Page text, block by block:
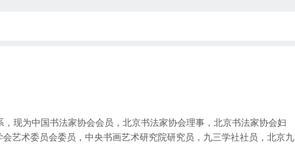
为中国书法家协会会员，北京书法家协会理事，北京书法家协会妇
艺术委员会委员，中央书画艺术研究院研究员，九三学社社员，北京九